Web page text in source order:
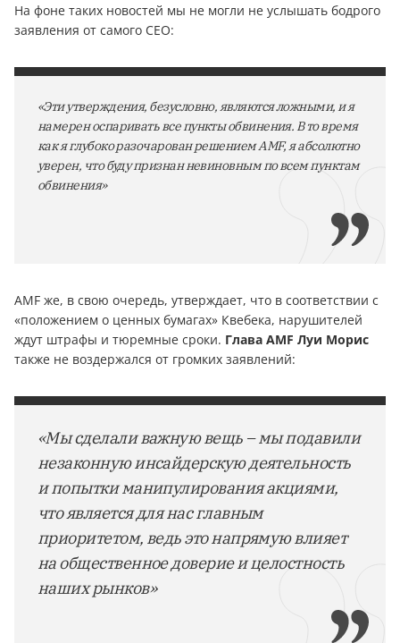
На фоне таких новостей мы не могли не услышать бодрого
заявления от самого CEO:
«Эти утверждения, безусловно, являются ложными, и я
намерен оспаривать все пункты обвинения. В то время
как я глубоко разочарован решением AMF, я абсолютно
уверен, что буду признан невиновным по всем пунктам
обвинения»
AMF же, в свою очередь, утверждает, что в соответствии с
«положением о ценных бумагах» Квебека, нарушителей
ждут штрафы и тюремные сроки. Глава AMF Луи Морис
также не воздержался от громких заявлений:
«Мы сделали важную вещь – мы подавили
незаконную инсайдерскую деятельность
и попытки манипулирования акциями,
что является для нас главным
приоритетом, ведь это напрямую влияет
на общественное доверие и целостность
наших рынков»